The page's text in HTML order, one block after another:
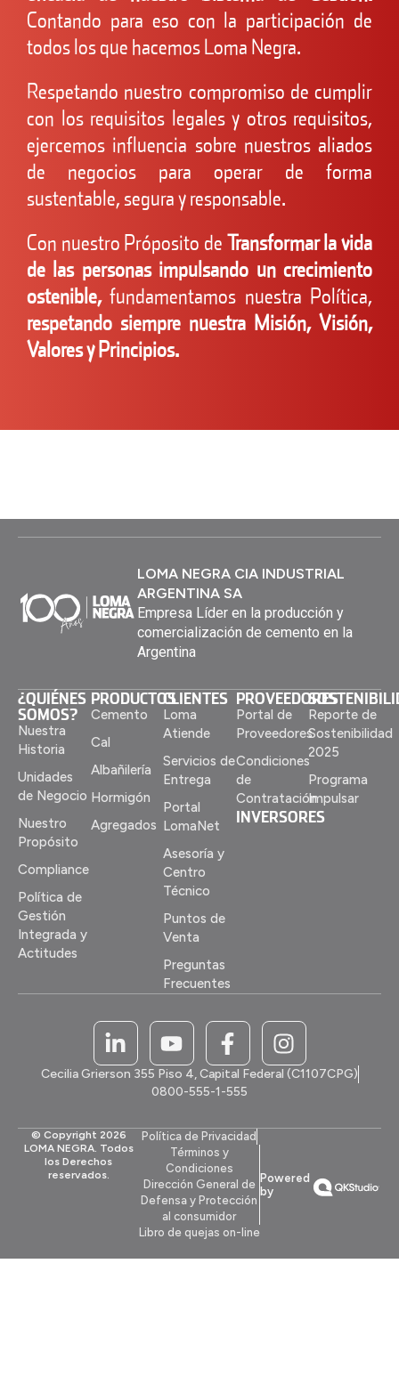
Contando para eso con la participación de
todos los que hacemos Loma Negra.
Respetando nuestro compromiso de cumplir
con los requisitos legales y otros requisitos,
ejercemos influencia sobre nuestros aliados
de negocios para operar de forma
sustentable, segura y responsable.
Con nuestro Próposito de Transformar la vida
de las personas impulsando un crecimiento
ostenible,fundamentamos nuestra Política,
respetando siempre nuestra Misión, Visión,
Valores y Principios.
LOMA NEGRA CIA INDUSTRIAL
ARGENTINA SA
Empresa Líder en la producción y
comercialización de cemento en la
Argentina
¿QUIÉNES
SOMOS?
Nuestra
Historia
Unidades
de Negocio
Nuestro
Propósito
Compliance
Política de
Gestión
Integrada y
Actitudes
PRODUCTOS
Cemento
Cal
Albañilería
Hormigón
Agregados
CLIENTES
Loma
Atiende
Servicios de
Entrega
Portal
LomaNet
Asesoría y
Centro
Técnico
Puntos de
Venta
Preguntas
Frecuentes
PROVEEDORES
Portal de
Proveedores
Condiciones
de
Contratación
INVERSORES
Reporte de
Sostenibilidad
2025
Programa
Impulsar
Cecilia Grierson 355 Piso 4, Capital Federal (C1107CPG)
0800-555-1-555
© Copyright 2026
LOMA NEGRA. Todos
los Derechos
reservados.
Política de Privacidad
Términos y
Condiciones
Dirección General de
Defensa y Protección
al consumidor
Libro de quejas on-line
Powered
by